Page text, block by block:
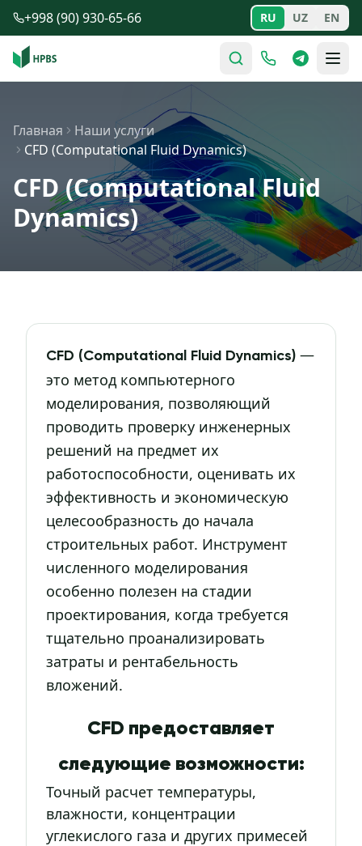
Перейти к содержимому
+998 (90) 930-65-66 RU UZ EN
Главная
Наши услуги
CFD (Computational Fluid Dynamics)
CFD (Computational Fluid
Dynamics)
CFD (Computational Fluid Dynamics) —
это метод компьютерного
моделирования, позволяющий
проводить проверку инженерных
решений на предмет их
работоспособности, оценивать их
эффективность и экономическую
целесообразность до начала
строительных работ. Инструмент
численного моделирования
особенно полезен на стадии
проектирования, когда требуется
тщательно проанализировать
затраты и рентабельность
вложений.
CFD предоставляет
следующие возможности:
Точный расчет температуры,
влажности, концентрации
углекислого газа и других примесей